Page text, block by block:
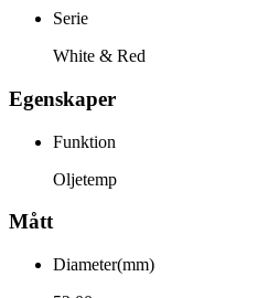
Serie
White & Red
Egenskaper
Funktion
Oljetemp
Mått
Diameter(mm)